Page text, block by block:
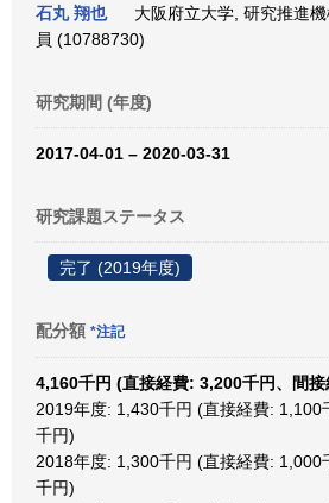
石丸 翔也
大阪府立大学, 研究推進
員 (10788730)
研究期間 (年度)
2017-04-01 – 2020-03-31
研究課題ステータス
完了 (2019年度)
配分額 *注記
4,160千円 (直接経費: 3,200千円、間
2019年度: 1,430千円 (直接経費: 1,100
千円)
2018年度: 1,300千円 (直接経費: 1,000
千円)